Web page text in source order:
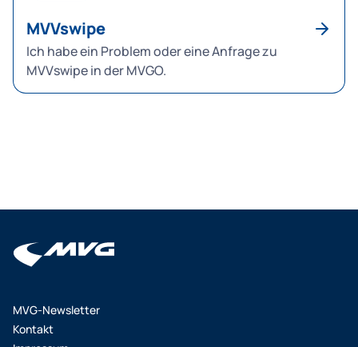
MVVswipe
Ich habe ein Problem oder eine Anfrage zu
MVVswipe in der MVGO.
MVG-Newsletter
Kontakt